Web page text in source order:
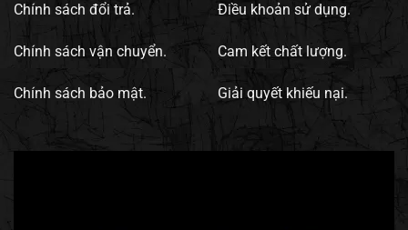
Chính sách đổi trả.
Chính sách vận chuyển.
Chính sách bảo mật.
Điều khoản sử dụng.
Cam kết chất lượng.
Giải quyết khiếu nại.